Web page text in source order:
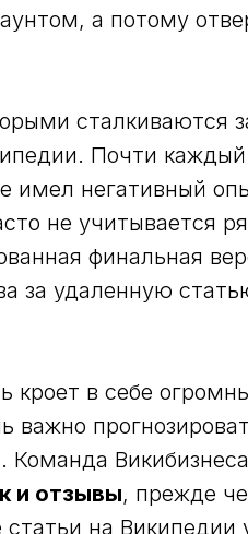
а потому
сталкиваются
Почти
имел негативный
не учитывается
финальная
за удаленную
кроет в себе
важно
Команда
и отзывы, прежде
на Википедии